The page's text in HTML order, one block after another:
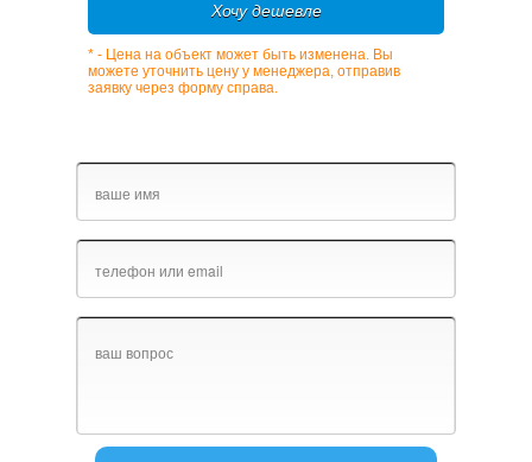
Хочу дешевле
* - Цена на объект может быть изменена. Вы
можете уточнить цену у менеджера, отправив
заявку через форму справа.